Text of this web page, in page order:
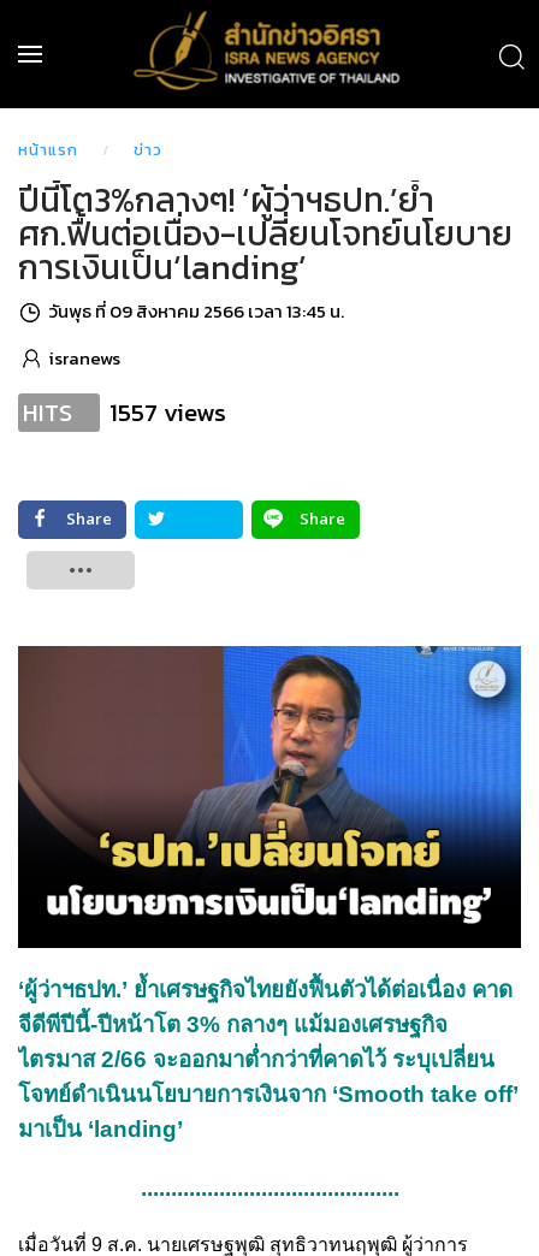
หน้าแรก ข่าว
ปีนี้โต3%กลางๆ! ‘ผู้ว่าฯธปท.’ย้ำ
ศก.ฟื้นต่อเนื่อง-เปลี่ยนโจทย์นโยบาย
การเงินเป็น‘landing’
วันพุธ ที่ 09 สิงหาคม 2566 เวลา 13:45 น.
isranews
HITS 1557 views
Share
Share
‘ผู้ว่าฯธปท.’ ย้ำเศรษฐกิจไทยยังฟื้นตัวได้ต่อเนื่อง คาด
จีดีพีปีนี้-ปีหน้าโต 3% กลางๆ แม้มองเศรษฐกิจ
ไตรมาส 2/66 จะออกมาต่ำกว่าที่คาดไว้ ระบุเปลี่ยน
โจทย์ดำเนินนโยบายการเงินจาก ‘Smooth take off’
มาเป็น ‘landing’
...........................................
เมื่อวันที่ 9 ส.ค. นายเศรษฐพุฒิ สุทธิวาทนฤพุฒิ ผู้ว่าการ